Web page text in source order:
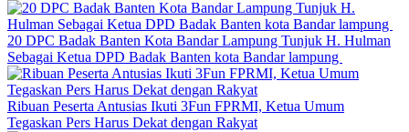
20 DPC Badak Banten Kota Bandar Lampung Tunjuk H. Hulman
Sebagai Ketua DPD Badak Banten kota Bandar lampung
Ribuan Peserta Antusias Ikuti 3Fun FPRMI, Ketua Umum
Tegaskan Pers Harus Dekat dengan Rakyat